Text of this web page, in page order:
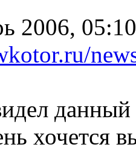
2006,
хочется